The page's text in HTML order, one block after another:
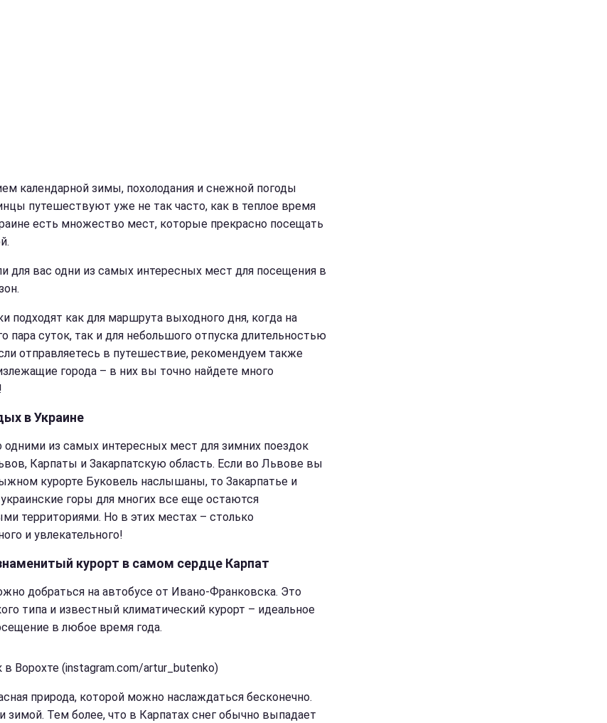
календарной зимы, похолодания и снежной погоды
путешествуют уже не так часто, как в теплое время
есть множество мест, которые прекрасно посещать
для вас одни из самых интересных мест для посещения в
подходят как для маршрута выходного дня, когда на
пара суток, так и для небольшого отпуска длительностью
отправляетесь в путешествие, рекомендуем также
города – в них вы точно найдете много
в Украине
одними из самых интересных мест для зимних поездок
Карпаты и Закарпатскую область. Если во Львове вы
курорте Буковель наслышаны, то Закарпатье и
горы для многих все еще остаются
территориями. Но в этих местах – столько
и увлекательного!
курорт в самом сердце Карпат
добраться на автобусе от Ивано-Франковска. Это
типа и известный климатический курорт – идеальное
в любое время года.
Ворохте (instagram.com/artur_butenko)
природа, которой можно наслаждаться бесконечно.
зимой. Тем более, что в Карпатах снег обычно выпадает